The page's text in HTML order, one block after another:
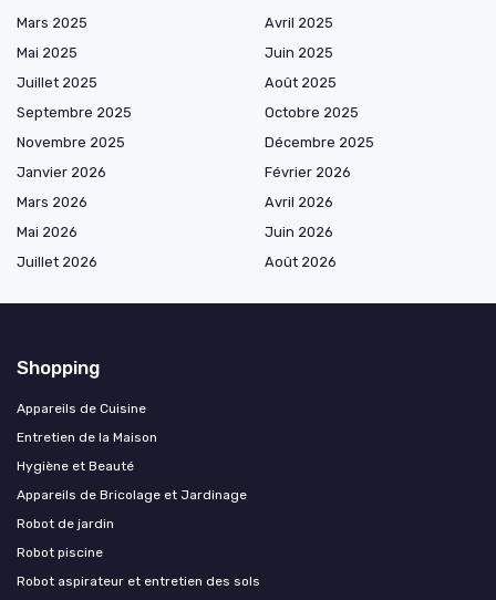
Mars 2025
Avril 2025
Mai 2025
Juin 2025
Juillet 2025
Août 2025
Septembre 2025
Octobre 2025
Novembre 2025
Décembre 2025
Janvier 2026
Février 2026
Mars 2026
Avril 2026
Mai 2026
Juin 2026
Juillet 2026
Août 2026
Shopping
Appareils de Cuisine
Entretien de la Maison
Hygiène et Beauté
Appareils de Bricolage et Jardinage
Robot de jardin
Robot piscine
Robot aspirateur et entretien des sols